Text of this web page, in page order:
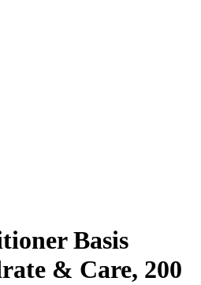
Basis
& Care, 200